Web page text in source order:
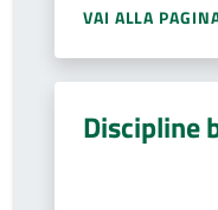
VAI ALLA
Discipline